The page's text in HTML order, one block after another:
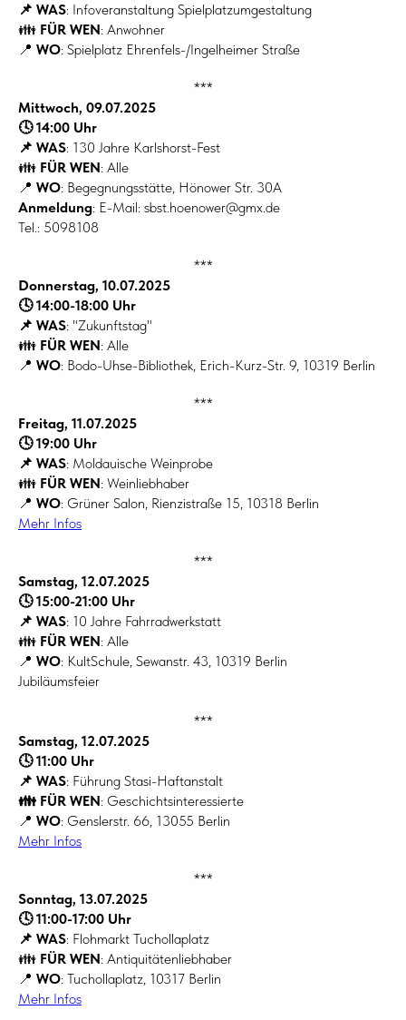
📌 WAS: Infoveranstaltung Spielplatzumgestaltung
👪 FÜR WEN: Anwohner
📍 WO: Spielplatz Ehrenfels-/Ingelheimer Straße
***
Mittwoch, 09.07.2025
🕓 14:00 Uhr
📌 WAS: 130 Jahre Karlshorst-Fest
👪 FÜR WEN: Alle
📍 WO: Begegnungsstätte, Hönower Str. 30A
Anmeldung: E-Mail: sbst.hoenower@gmx.de
Tel.: 5098108
***
Donnerstag, 10.07.2025
🕓 14:00-18:00 Uhr
📌 WAS: "Zukunftstag"
👪 FÜR WEN: Alle
📍 WO: Bodo-Uhse-Bibliothek, Erich-Kurz-Str. 9, 10319 Berlin
***
Freitag, 11.07.2025
🕓 19:00 Uhr
📌 WAS: Moldauische Weinprobe
👪 FÜR WEN: Weinliebhaber
📍 WO: Grüner Salon, Rienzistraße 15, 10318 Berlin
Mehr Infos
***
Samstag, 12.07.2025
🕓 15:00-21:00 Uhr
📌 WAS: 10 Jahre Fahrradwerkstatt
👪 FÜR WEN: Alle
📍 WO: KultSchule, Sewanstr. 43, 10319 Berlin
Jubiläumsfeier
***
Samstag, 12.07.2025
🕓 11:00 Uhr
📌 WAS: Führung Stasi-Haftanstalt
👪 FÜR WEN: Geschichtsinteressierte
📍 WO: Genslerstr. 66, 13055 Berlin
Mehr Infos
***
Sonntag, 13.07.2025
🕓 11:00-17:00 Uhr
📌 WAS: Flohmarkt Tuchollaplatz
👪 FÜR WEN: Antiquitätenliebhaber
📍 WO: Tuchollaplatz, 10317 Berlin
Mehr Infos